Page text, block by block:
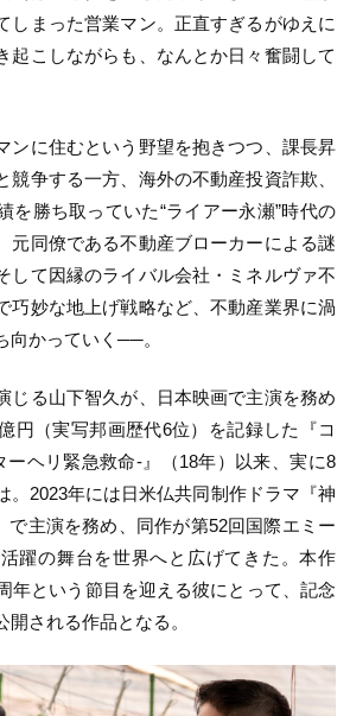
しまった営業マン。正直すぎるがゆえに
起こしながらも、なんとか日々奮闘して
ンに住むという野望を抱きつつ、課長昇
競争する一方、海外の不動産投資詐欺、
を勝ち取っていた“ライアー永瀬”時代の
元同僚である不動産ブローカーによる謎
して因縁のライバル会社・ミネルヴァ不
巧妙な地上げ戦略など、不動産業界に渦
向かっていく──。
じる山下智久が、日本映画で主演を務め
円（実写邦画歴代6位）を記録した『コ
ーヘリ緊急救命-』（18年）以来、実に8
。2023年には日米仏共同制作ドラマ『神
で主演を務め、同作が第52回国際エミー
躍の舞台を世界へと広げてきた。本作
年という節目を迎える彼にとって、記念
される作品となる。